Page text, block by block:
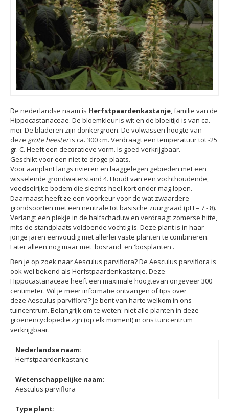
De nederlandse naam is Herfstpaardenkastanje, familie van de
Hippocastanaceae. De bloemkleur is wit en de bloeitijd is van ca.
mei. De bladeren zijn donkergroen. De volwassen hoogte van
deze grote heesteris ca. 300 cm. Verdraagt een temperatuur tot -25
gr. C. Heeft een decoratieve vorm. Is goed verkrijgbaar.
Geschikt voor een niet te droge plaats.
Voor aanplant langs rivieren en laaggelegen gebieden met een
wisselende grondwaterstand 4. Houdt van een vochthoudende,
voedselrijke bodem die slechts heel kort onder mag lopen.
Daarnaast heeft ze een voorkeur voor de wat zwaardere
grondsoorten met een neutrale tot basische zuurgraad (pH = 7 - 8).
Verlangt een plekje in de halfschaduw en verdraagt zomerse hitte,
mits de standplaats voldoende vochtig is. Deze plant is in haar
jonge jaren eenvoudig met allerlei vaste planten te combineren.
Later alleen nog maar met 'bosrand' en 'bosplanten'.
Ben je op zoek naar Aesculus parviflora? De Aesculus parviflora is
ook wel bekend als Herfstpaardenkastanje. Deze
Hippocastanaceae heeft een maximale hoogtevan ongeveer 300
centimeter. Wil je meer informatie ontvangen of tips over
deze Aesculus parviflora? Je bent van harte welkom in ons
tuincentrum. Belangrijk om te weten: niet alle planten in deze
groenencyclopedie zijn (op elk moment) in ons tuincentrum
verkrijgbaar.
Nederlandse naam:
Herfstpaardenkastanje
Wetenschappelijke naam:
Aesculus parviflora
Type plant: